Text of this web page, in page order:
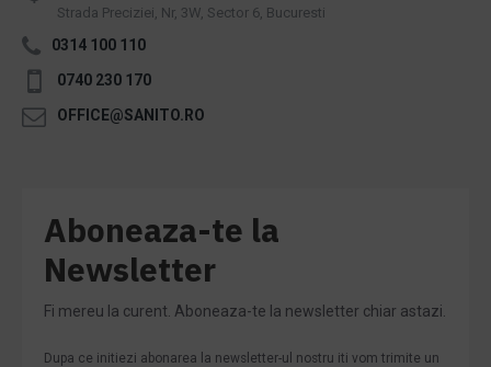
Strada Preciziei, Nr, 3W, Sector 6, Bucuresti
0314 100 110
0740 230 170
OFFICE@SANITO.RO
Aboneaza-te la
Newsletter
Fi mereu la curent. Aboneaza-te la newsletter chiar astazi.
Dupa ce initiezi abonarea la newsletter-ul nostru iti vom trimite un